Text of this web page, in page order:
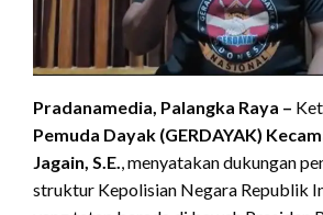
Pradanamedia, Palangka Raya –
Pemuda Dayak (GERDAYAK)
Jagain, S.E., menyatakan dukungan
struktur Kepolisian Negara Republik